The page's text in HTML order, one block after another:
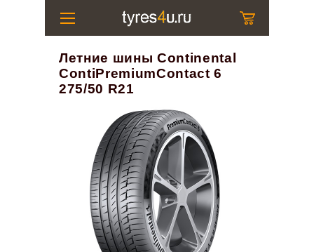
Летние шины Continental
ContiPremiumContact 6
275/50 R21